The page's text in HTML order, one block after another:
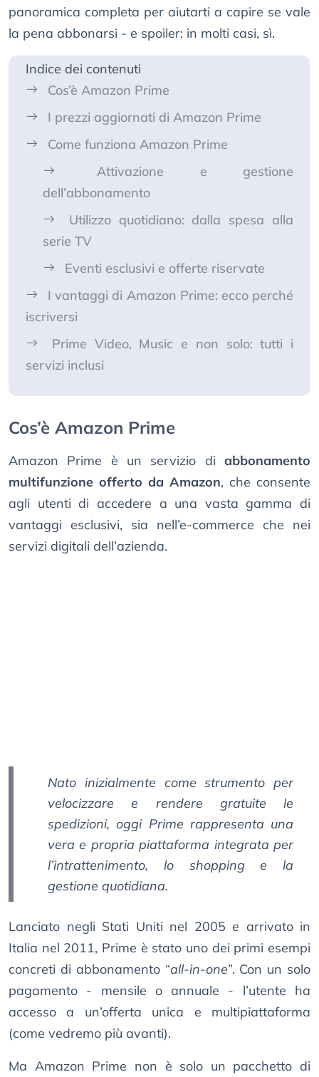
panoramica completa per aiutarti a capire se vale
la pena abbonarsi - e spoiler: in molti casi, sì.
Indice dei contenuti
Cos’è Amazon Prime
I prezzi aggiornati di Amazon Prime
Come funziona Amazon Prime
Attivazione e gestione
dell’abbonamento
Utilizzo quotidiano: dalla spesa alla
serie TV
Eventi esclusivi e offerte riservate
I vantaggi di Amazon Prime: ecco perché
iscriversi
Prime Video, Music e non solo: tutti i
servizi inclusi
Cos’è Amazon Prime
Amazon Prime è un servizio di abbonamento
multifunzione offerto da Amazon, che consente
agli utenti di accedere a una vasta gamma di
vantaggi esclusivi, sia nell’e-commerce che nei
servizi digitali dell’azienda.
Nato inizialmente come strumento per
velocizzare e rendere gratuite le
spedizioni, oggi Prime rappresenta una
vera e propria piattaforma integrata per
l’intrattenimento, lo shopping e la
gestione quotidiana.
Lanciato negli Stati Uniti nel 2005 e arrivato in
Italia nel 2011, Prime è stato uno dei primi esempi
concreti di abbonamento “all-in-one”. Con un solo
pagamento - mensile o annuale - l’utente ha
accesso a un’offerta unica e multipiattaforma
(come vedremo più avanti).
Ma Amazon Prime non è solo un pacchetto di